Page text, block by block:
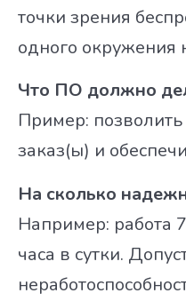
точки зрения
одного окружения
Что ПО должно
Пример:
заказ(ы) и
На сколько
Например: работа
часа в сутки.